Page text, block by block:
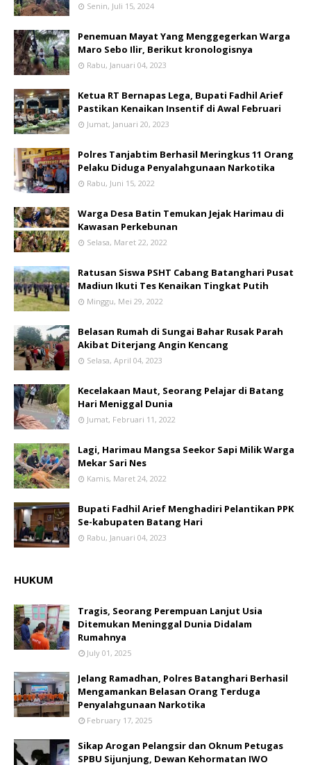
Senin, Juli 15, 2024
Penemuan Mayat Yang Menggegerkan Warga
Maro Sebo Ilir, Berikut kronologisnya
Rabu, Januari 04, 2023
Ketua RT Bernapas Lega, Bupati Fadhil Arief
Pastikan Kenaikan Insentif di Awal Februari
Jumat, Januari 20, 2023
Polres Tanjabtim Berhasil Meringkus 11 Orang
Pelaku Diduga Penyalahgunaan Narkotika
Rabu, Juni 15, 2022
Warga Desa Batin Temukan Jejak Harimau di
Kawasan Perkebunan
Selasa, Maret 22, 2022
Ratusan Siswa PSHT Cabang Batanghari Pusat
Madiun Ikuti Tes Kenaikan Tingkat Putih
Minggu, Mei 29, 2022
Belasan Rumah di Sungai Bahar Rusak Parah
Akibat Diterjang Angin Kencang
Selasa, April 04, 2023
Kecelakaan Maut, Seorang Pelajar di Batang
Hari Meniggal Dunia
Jumat, Februari 11, 2022
Lagi, Harimau Mangsa Seekor Sapi Milik Warga
Mekar Sari Nes
Kamis, Maret 24, 2022
Bupati Fadhil Arief Menghadiri Pelantikan PPK
Se-kabupaten Batang Hari
Rabu, Januari 04, 2023
HUKUM
Tragis, Seorang Perempuan Lanjut Usia
Ditemukan Meninggal Dunia Didalam
Rumahnya
July 01, 2025
Jelang Ramadhan, Polres Batanghari Berhasil
Mengamankan Belasan Orang Terduga
Penyalahgunaan Narkotika
February 17, 2025
Sikap Arogan Pelangsir dan Oknum Petugas
SPBU Sijunjung, Dewan Kehormatan IWO